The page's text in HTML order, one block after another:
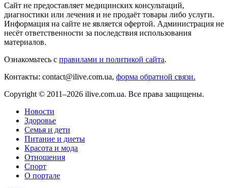
Сайт не предоставляет медицинских консультаций,
диагностики или лечения и не продаёт товары либо услуги.
Информация на сайте не является офертой. Администрация не
несёт ответственности за последствия использования
материалов.
Ознакомьтесь с правилами и политикой сайта.
Контакты: contact@ilive.com.ua, форма обратной связи.
Copyright © 2011–2026 ilive.com.ua. Все права защищены.
Новости
Здоровье
Семья и дети
Питание и диеты
Красота и мода
Отношения
Спорт
О портале